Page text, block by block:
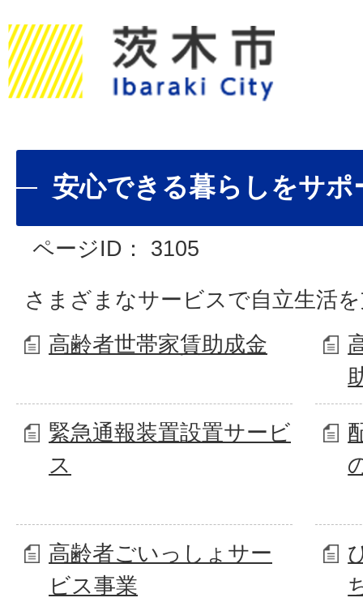
安心できる暮らしをサポ
ページID： 3105
さまざまなサービスで自立生活
高齢者世帯家賃助成金
緊急通報装置設置サービ
ス
高齢者ごいっしょサー
ビス事業